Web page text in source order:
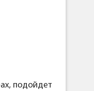
подойдет